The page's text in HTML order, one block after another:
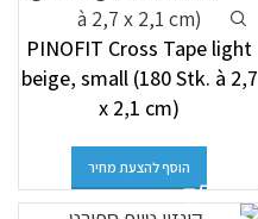
PINOFIT Cross Tape light
beige, small (180 Stk. à 2,7
x 2,1 cm)
הוסף להצעת מחיר